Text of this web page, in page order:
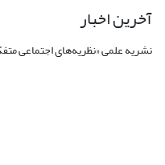
آخرین اخبار
نشریه علمی «نظریه‌های اجتماعی